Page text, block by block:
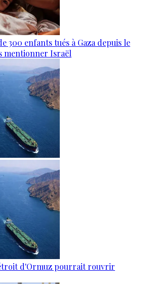
300 enfants tués à Gaza depuis le
mentionner Israël
d'Ormuz pourrait rouvrir